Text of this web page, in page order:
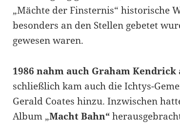
„Mächte der Finsternis“ historische
besonders an den Stellen gebetet
gewesen waren.
1986 nahm auch Graham Kendrick
schließlich kam auch die Ichtys-
Gerald Coates hinzu. Inzwischen
Album „Macht Bahn“